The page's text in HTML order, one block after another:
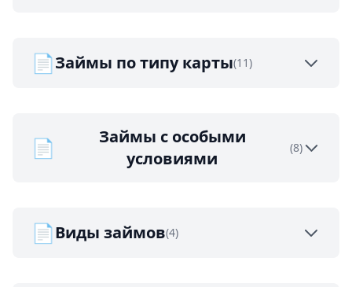
📄Займы по типу карты(11)
📄
Займы с особыми
условиями
(8)
📄Виды займов(4)